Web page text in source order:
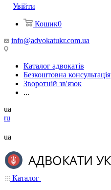
Увійти
Кошик0
info@advokatukr.com.ua
Каталог адвокатів
Безкоштовна консультація
Зворотній зв'язок
...
ua
ru
ua
Каталог